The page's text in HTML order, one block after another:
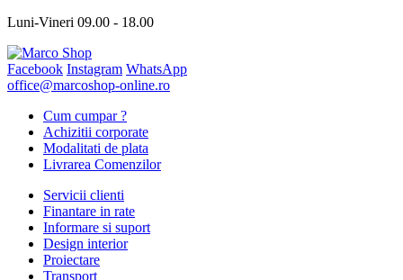
Luni-Vineri 09.00 - 18.00
Facebook Instagram WhatsApp
office@marcoshop-online.ro
Cum cumpar ?
Achizitii corporate
Modalitati de plata
Livrarea Comenzilor
Servicii clienti
Finantare in rate
Informare si suport
Design interior
Proiectare
Transport